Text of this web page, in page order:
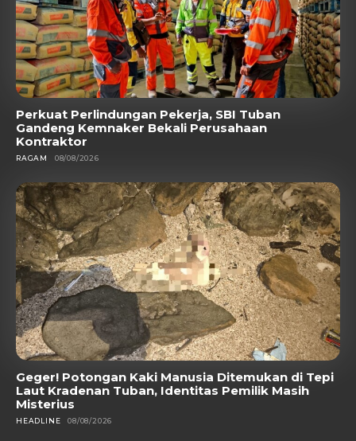
Perkuat Perlindungan Pekerja, SBI Tuban
Gandeng Kemnaker Bekali Perusahaan
Kontraktor
RAGAM 08/08/2026
Geger! Potongan Kaki Manusia Ditemukan di Tepi
Laut Kradenan Tuban, Identitas Pemilik Masih
Misterius
HEADLINE 08/08/2026